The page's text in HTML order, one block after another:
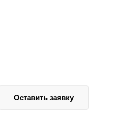
Оставить заявку